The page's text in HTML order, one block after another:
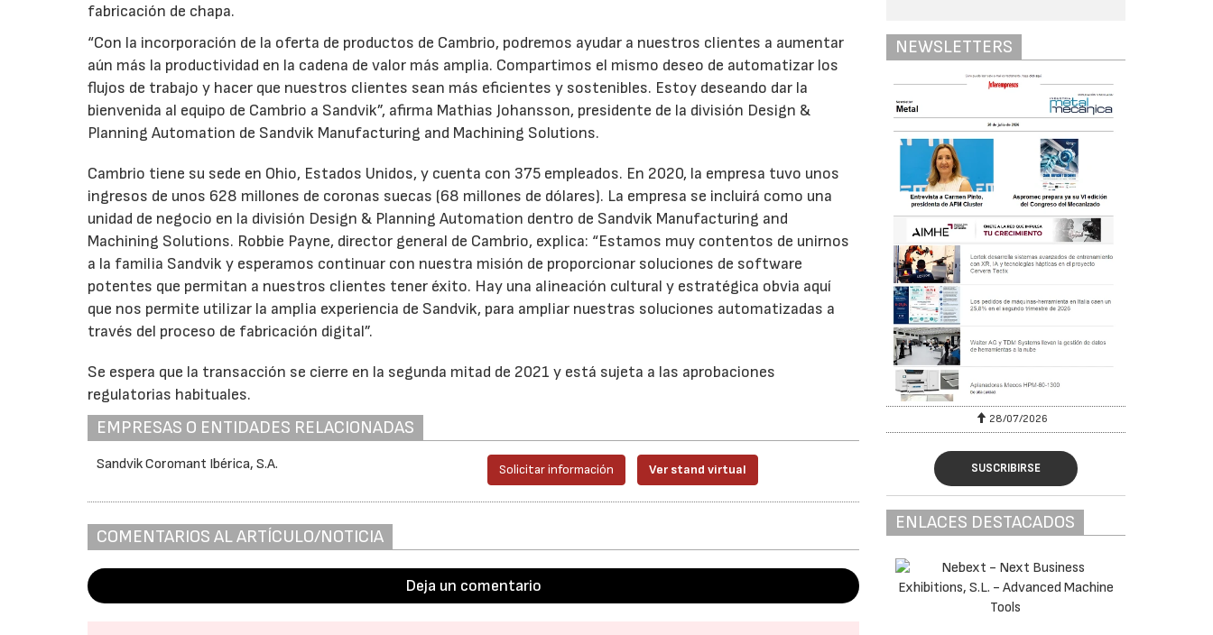
fabricación de chapa.
“Con la incorporación de la oferta de productos de Cambrio, podremos ayudar a nuestros clientes a aumentar
aún más la productividad en la cadena de valor más amplia. Compartimos el mismo deseo de automatizar los
flujos de trabajo y hacer que nuestros clientes sean más eficientes y sostenibles. Estoy deseando dar la
bienvenida al equipo de Cambrio a Sandvik”, afirma Mathias Johansson, presidente de la división Design &
Planning Automation de Sandvik Manufacturing and Machining Solutions.
Cambrio tiene su sede en Ohio, Estados Unidos, y cuenta con 375 empleados. En 2020, la empresa tuvo unos
ingresos de unos 628 millones de coronas suecas (68 millones de dólares). La empresa se incluirá como una
unidad de negocio en la división Design & Planning Automation dentro de Sandvik Manufacturing and
Machining Solutions. Robbie Payne, director general de Cambrio, explica: “Estamos muy contentos de unirnos
a la familia Sandvik y esperamos continuar con nuestra misión de proporcionar soluciones de software
potentes que permitan a nuestros clientes tener éxito. Hay una alineación cultural y estratégica obvia aquí
que nos permite utilizar la amplia experiencia de Sandvik, para ampliar nuestras soluciones automatizadas a
través del proceso de fabricación digital”.
Se espera que la transacción se cierre en la segunda mitad de 2021 y está sujeta a las aprobaciones
regulatorias habituales.
EMPRESAS O ENTIDADES RELACIONADAS
Sandvik Coromant Ibérica, S.A. Solicitar información Ver stand virtual
COMENTARIOS AL ARTÍCULO/NOTICIA
Deja un comentario
NEWSLETTERS
28/07/2026
SUSCRIBIRSE
ENLACES DESTACADOS